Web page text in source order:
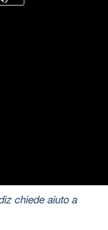
chiede aiuto a